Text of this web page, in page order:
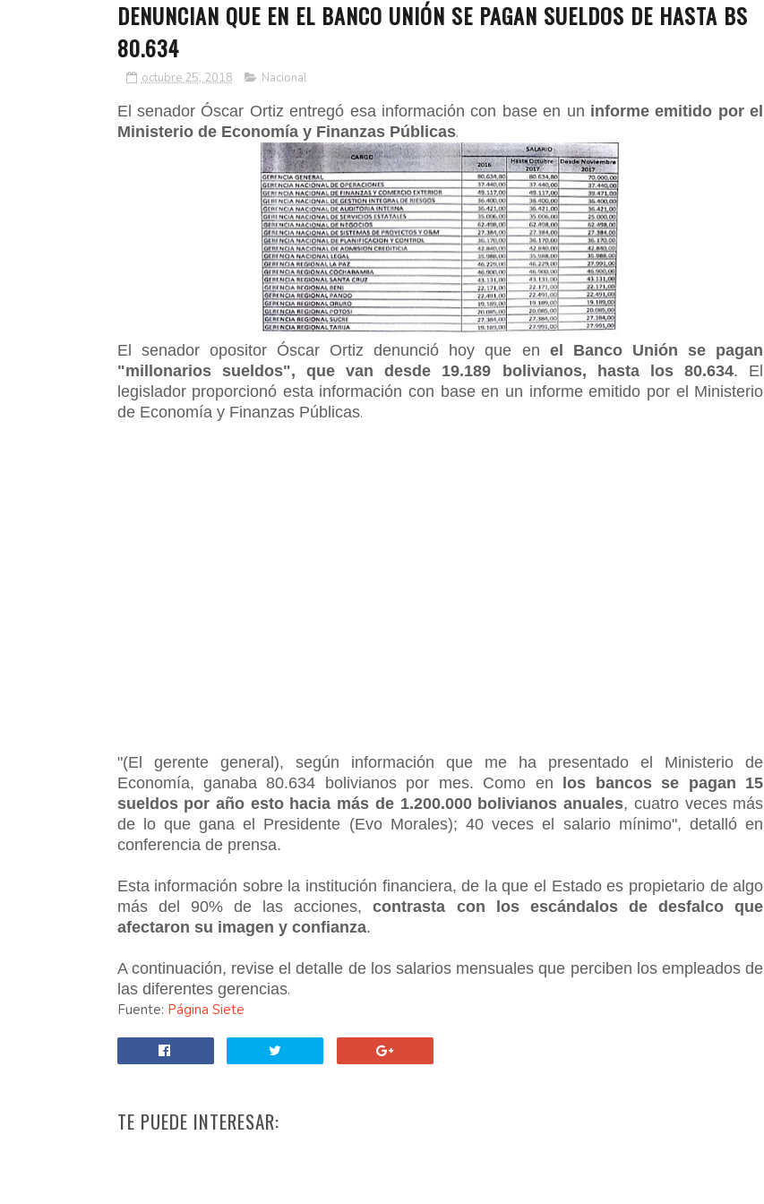
DENUNCIAN QUE EN EL BANCO UNIÓN SE PAGAN SUELDOS DE HASTA BS
80.634
octubre 25, 2018 Nacional
El senador Óscar Ortiz entregó esa información con base en un informe emitido por el
Ministerio de Economía y Finanzas Públicas.
El senador opositor Óscar Ortiz denunció hoy que en el Banco Unión se pagan
"millonarios sueldos", que van desde 19.189 bolivianos, hasta los 80.634. El
legislador proporcionó esta información con base en un informe emitido por el Ministerio
de Economía y Finanzas Públicas.
"(El gerente general), según información que me ha presentado el Ministerio de
Economía, ganaba 80.634 bolivianos por mes. Como en
los bancos se pagan 15
sueldos por año esto hacia más de 1.200.000 bolivianos anuales, cuatro veces más
de lo que gana el Presidente (Evo Morales); 40 veces el salario mínimo", detalló en
conferencia de prensa.
Esta información sobre la institución financiera, de la que el Estado es propietario de algo
más del 90% de las acciones,contrasta con los escándalos de desfalco que
afectaron su imagen y confianza.
A continuación, revise el detalle de los salarios mensuales que perciben los empleados de
las diferentes gerencias.
Fuente: Página Siete
TE PUEDE INTERESAR: